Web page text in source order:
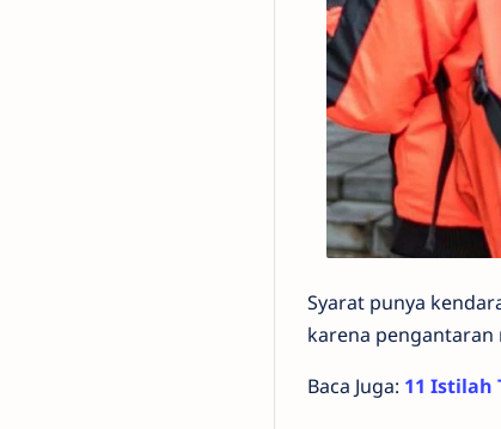
Syarat punya
karena
Baca Juga: 11 Istilah